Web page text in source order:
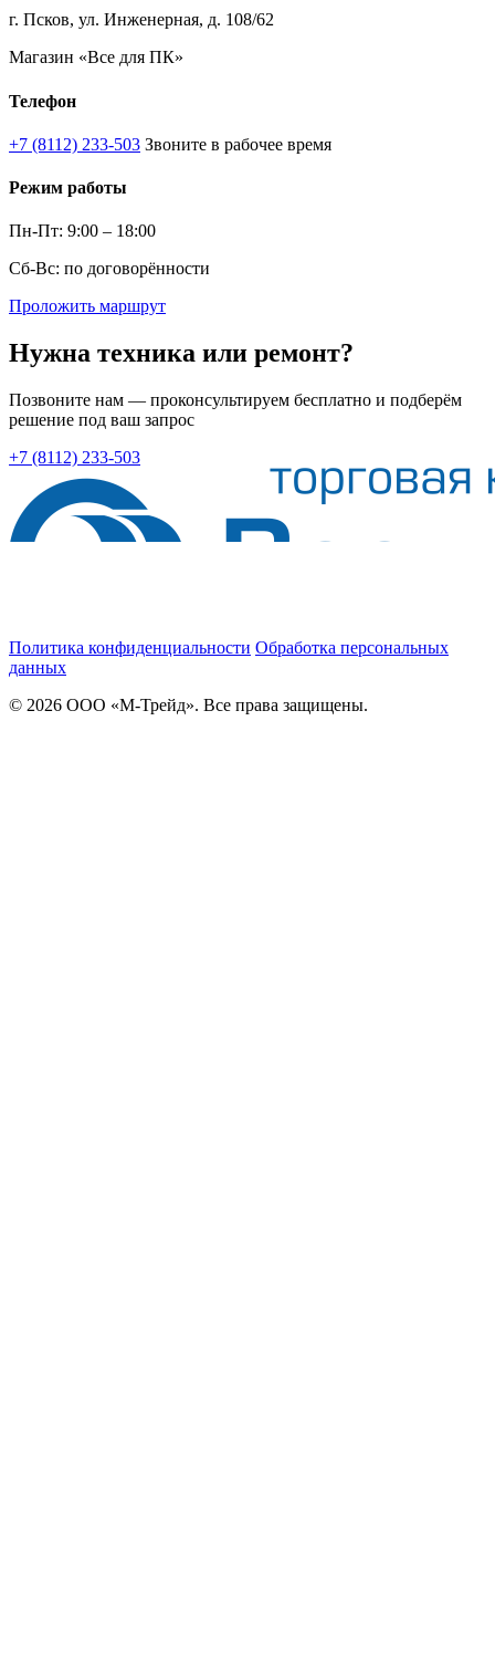
г. Псков, ул. Инженерная, д. 108/62
Магазин «Все для ПК»
Телефон
+7 (8112) 233-503 Звоните в рабочее время
Режим работы
Пн-Пт: 9:00 – 18:00
Сб-Вс: по договорённости
Проложить маршрут
Нужна техника или ремонт?
Позвоните нам — проконсультируем бесплатно и подберём
решение под ваш запрос
+7 (8112) 233-503
Политика конфиденциальности Обработка персональных
данных
© 2026 ООО «М-Трейд». Все права защищены.